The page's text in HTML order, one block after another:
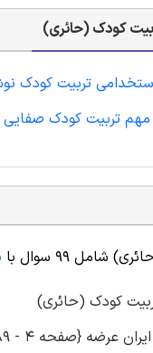
کودک (حائری)
استخدامی تربیت کودک
مهم تربیت کودک
99 سوال با
کودک (حائری)